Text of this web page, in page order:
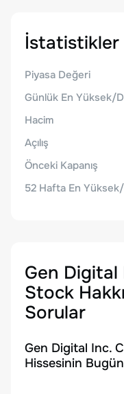
İstatistikler
Piyasa Değeri
Günlük En Yüksek/
Hacim
Açılış
Önceki Kapanış
52 Hafta En
Gen Digital
Stock
Sorular
Gen Digital Inc.
Hissesinin